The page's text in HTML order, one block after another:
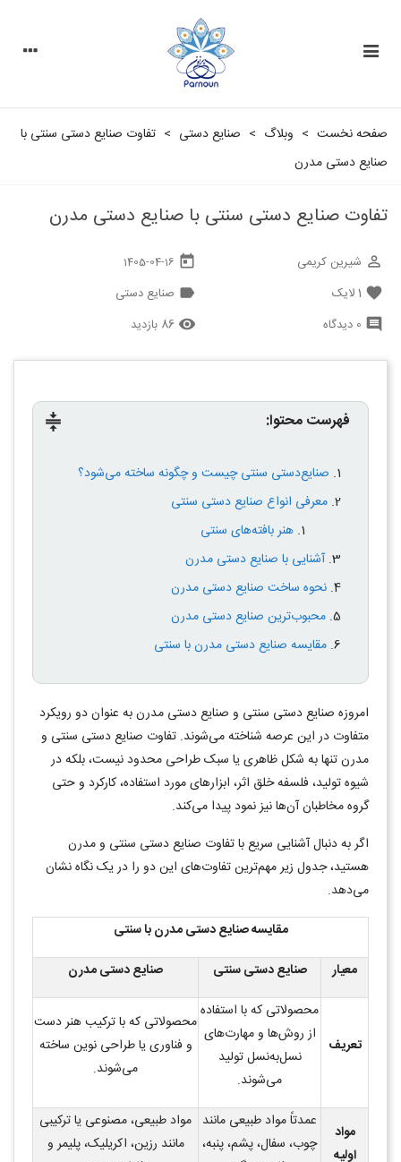
صفحه نخست > وبلاگ > صنایع دستی > تفاوت صنایع دستی سنتی با
صنایع دستی مدرن
تفاوت صنایع دستی سنتی با صنایع دستی مدرن
today
1405-04-16 perm_identity شیرین کریمی
label صنایع دستی favorite
1لایک
remove_red_eye 86 بازدید comment 0 دیدگاه
compress فهرست محتوا:
صنایع‌دستی سنتی چیست و چگونه ساخته می‌شود؟
معرفی انواع صنایع دستی سنتی
هنر بافته‌های سنتی
آشنایی با صنایع دستی مدرن
نحوه ساخت صنایع دستی مدرن
محبوب‌ترین صنایع دستی مدرن
مقایسه صنایع دستی مدرن با سنتی
امروزه صنایع دستی سنتی و صنایع دستی مدرن به عنوان دو رویکرد
متفاوت در این عرصه شناخته می‌شوند. تفاوت صنایع دستی سنتی و
مدرن تنها به شکل ظاهری یا سبک طراحی محدود نیست، بلکه در
شیوه تولید، فلسفه خلق اثر، ابزارهای مورد استفاده، کارکرد و حتی
گروه مخاطبان آن‌ها نیز نمود پیدا می‌کند.
اگر به دنبال آشنایی سریع با تفاوت صنایع دستی سنتی و مدرن
هستید، جدول زیر مهم‌ترین تفاوت‌های این دو را در یک نگاه نشان
می‌دهد.
مقایسه صنایع دستی مدرن با سنتی
معیار
صنایع دستی سنتی صنایع دستی مدرن
تعریف
محصولاتی که با استفاده
از روش‌ها و مهارت‌های
نسل‌به‌نسل تولید
می‌شوند.
محصولاتی که با ترکیب هنر دست
و فناوری یا طراحی نوین ساخته
می‌شوند.
مواد
اولیه
عمدتاً مواد طبیعی مانند
چوب، سفال، پشم، پنبه،
مواد طبیعی، مصنوعی یا ترکیبی
مانند رزین، اکریلیک، پلیمر و